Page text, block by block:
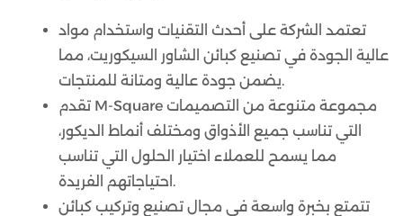
تعتمد الشركة على أحدث التقنيات واستخدام مواد
عالية الجودة في تصنيع كبائن الشاور السيكوريت، مما
يضمن جودة عالية ومتانة للمنتجات.
تقدم M-Square مجموعة متنوعة من التصميمات
التي تناسب جميع الأذواق ومختلف أنماط الديكور،
مما يسمح للعملاء اختيار الحلول التي تناسب
احتياجاتهم الفريدة.
تتمتع بخبرة واسعة في مجال تصنيع وتركيب كبائن